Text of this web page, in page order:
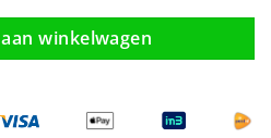
winkelwagen